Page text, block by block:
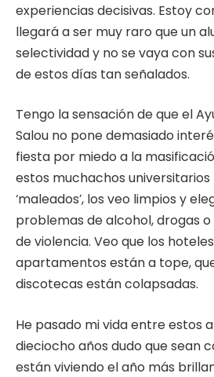
experiencias decisivas. Estoy
llegará a ser muy raro que un
selectividad y no se vaya con
de estos días tan señalados.
Tengo la sensación de que el
Salou no pone demasiado
fiesta por miedo a la
estos muchachos
‘maleados’, los veo limpios y
problemas de alcohol, drogas o
de violencia. Veo que los
apartamentos están a tope,
discotecas están colapsadas.
He pasado mi vida entre estos
dieciocho años dudo que sean
están viviendo el año más